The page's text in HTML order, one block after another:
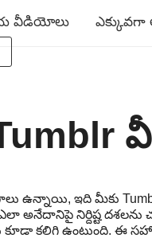
వీడియోలు ఎక్కువగా
ఉన్నాయి, ఇది మీకు
నిర్దిష్ట దశలను
కూడా కలిగి ఉంటుంది. ఈ